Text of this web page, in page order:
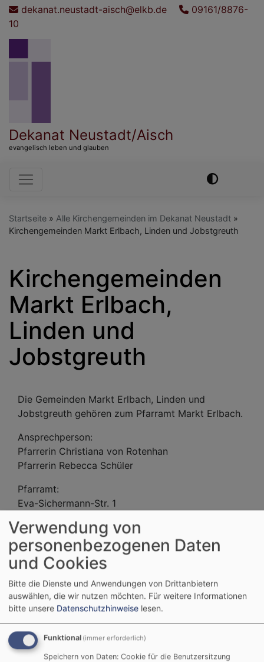
Direkt
zum
dekanat.neustadt-aisch@elkb.de
09161/8876-
10
Dekanat Neustadt/Aisch
evangelisch leben und glauben
Hauptnavigation
Startseite
Alle Kirchengemeinden im Dekanat Neustadt
Kirchengemeinden Markt Erlbach, Linden und Jobstgreuth
Kirchengemeinden
Markt Erlbach,
Linden und
Jobstgreuth
Die Gemeinden Markt Erlbach, Linden und
Jobstgreuth gehören zum Pfarramt Markt Erlbach.
Ansprechperson:
Pfarrerin Christiana von Rotenhan
Pfarrerin Rebecca Schüler
Pfarramt:
Eva-Sichermann-Str. 1
Telefon: 09106/277
E-Mail:pfarramt.erlbach@elkb.de
Homepage:
markt-erlbach-evangelisch.de
+
−
Verwendung von
personenbezogenen Daten
und Cookies
Bitte die Dienste und Anwendungen von Drittanbietern
auswählen, die wir nutzen möchten. Für weitere Informationen
bitte unsere Datenschutzhinweise lesen.
Funktional (immer erforderlich)
Speichern von Daten: Cookie für die Benutzersitzung